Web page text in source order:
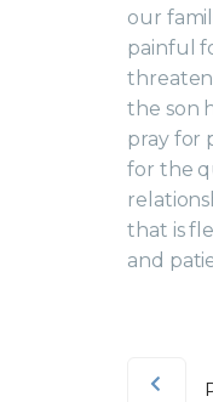
our
painful
the son
pray for
for the
that is
and